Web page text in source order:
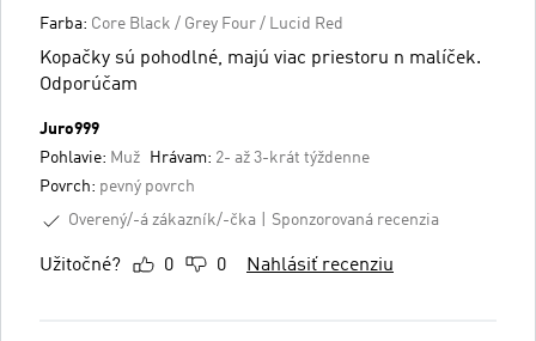
Farba: Core Black / Grey Four / Lucid Red
Kopačky sú pohodlné, majú viac priestoru n malíček.
Odporúčam
Juro999
Pohlavie: Muž Hrávam: 2- až 3-krát týždenne
Povrch: pevný povrch
Overený/-á zákazník/-čka
Sponzorovaná recenzia
Užitočné? 0 0 Nahlásiť recenziu